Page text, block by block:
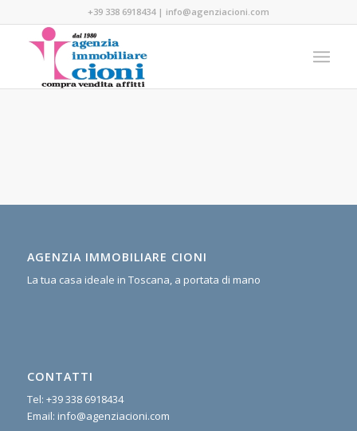
+39 338 6918434| info@agenziacioni.com
AGENZIA IMMOBILIARE CIONI
La tua casa ideale in Toscana, a portata di mano
CONTATTI
Tel: +39 338 6918434
Email: info@agenziacioni.com